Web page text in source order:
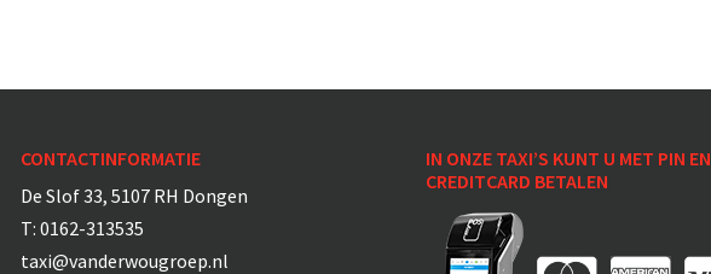
CONTACTINFORMATIE
De Slof 33, 5107 RH Dongen
T: 0162-313535
taxi@vanderwougroep.nl
IN ONZE TAXI’S KUNT U MET PIN EN
CREDITCARD BETALEN